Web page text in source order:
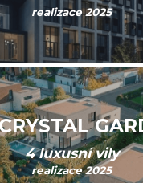
realizace 2025
4 luxusní vily
realizace 2025